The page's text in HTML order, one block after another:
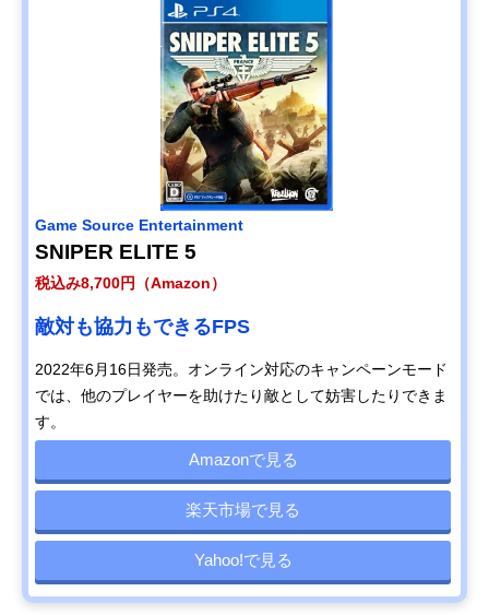
Game Source Entertainment
SNIPER ELITE 5
税込み8,700円（Amazon）
敵対も協力もできるFPS
2022年6月16日発売。オンライン対応のキャンペーンモード
では、他のプレイヤーを助けたり敵として妨害したりできま
す。
Amazonで見る
楽天市場で見る
Yahoo!で見る